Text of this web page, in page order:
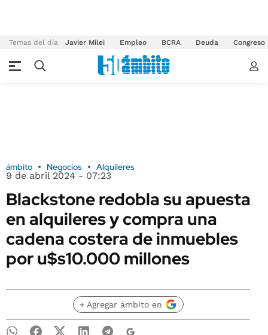
Temas del día Javier Milei Empleo BCRA Deuda Congreso
ámbito Negocios Alquileres
9 de abril 2024 - 07:23
Blackstone redobla su apuesta
en alquileres y compra una
cadena costera de inmuebles
por u$s10.000 millones
+ Agregar ámbito en